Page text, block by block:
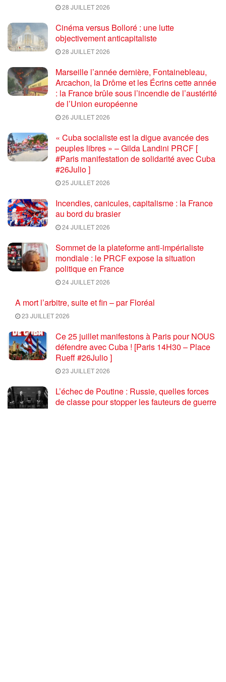
28 JUILLET 2026
Cinéma versus Bolloré : une lutte
objectivement anticapitaliste
28 JUILLET 2026
Marseille l’année dernière, Fontainebleau,
Arcachon, la Drôme et les Écrins cette année
: la France brûle sous l’incendie de l’austérité
de l’Union européenne
26 JUILLET 2026
« Cuba socialiste est la digue avancée des
peuples libres » – Gilda Landini PRCF [
#Paris manifestation de solidarité avec Cuba
#26Julio ]
25 JUILLET 2026
Incendies, canicules, capitalisme : la France
au bord du brasier
24 JUILLET 2026
Sommet de la plateforme anti-impérialiste
mondiale : le PRCF expose la situation
politique en France
24 JUILLET 2026
A mort l’arbitre, suite et fin – par Floréal
23 JUILLET 2026
Ce 25 juillet manifestons à Paris pour NOUS
défendre avec Cuba ! [Paris 14H30 – Place
Rueff #26Julio ]
23 JUILLET 2026
L’échec de Poutine : Russie, quelles forces
de classe pour stopper les fauteurs de guerre